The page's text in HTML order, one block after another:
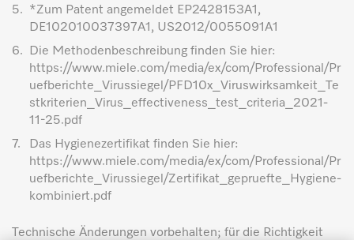
5.
*Zum Patent angemeldet EP2428153A1,
DE102010037397A1, US2012/0055091A1
6.
Die Methodenbeschreibung finden Sie hier:
https://www.miele.com/media/ex/com/Professional/Pr
uefberichte_Virussiegel/PFD10x_Viruswirksamkeit_Te
stkriterien_Virus_effectiveness_test_criteria_2021-
11-25.pdf
7.
Das Hygienezertifikat finden Sie hier:
https://www.miele.com/media/ex/com/Professional/Pr
uefberichte_Virussiegel/Zertifikat_gepruefte_Hygiene-
kombiniert.pdf
Technische Änderungen vorbehalten; für die Richtigkeit